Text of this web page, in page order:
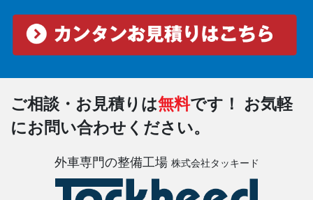
ご相談・お見積りは無料です！
お気軽
にお問い合わせください。
外車専門の整備工場 株式会社タッキード